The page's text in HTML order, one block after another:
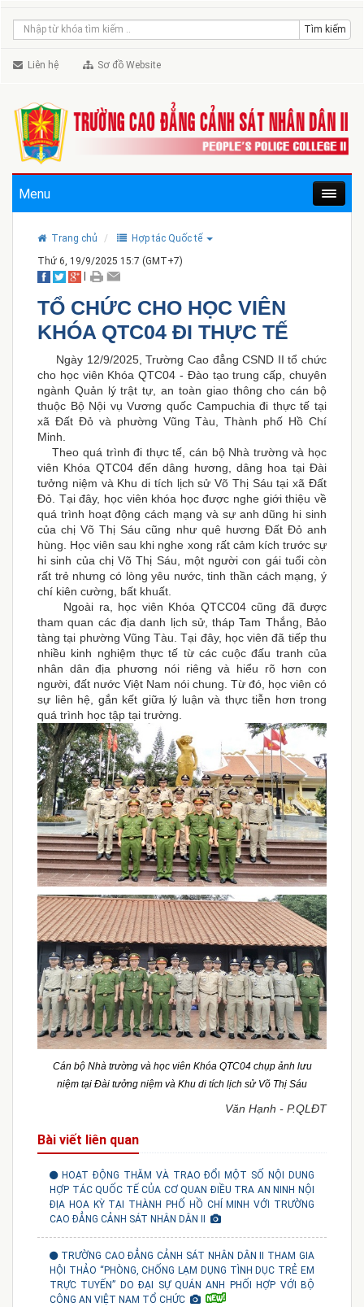
Liên hệ Sơ đồ Website
Menu
Trang chủ
Hợp tác Quốc tế
Thứ 6, 19/9/2025 15:7 (GMT+7)
TỔ CHỨC CHO HỌC VIÊN
KHÓA QTC04 ĐI THỰC TẾ
Ngày 12/9/2025, Trường Cao đẳng CSND II tổ chức
cho học viên Khóa QTC04 - Đào tạo trung cấp, chuyên
ngành Quản lý trật tự, an toàn giao thông cho cán bộ
thuộc Bộ Nội vụ Vương quốc Campuchia đi thực tế tại
xã Đất Đỏ và phường Vũng Tàu, Thành phố Hồ Chí
Minh.
Theo quá trình đi thực tế, cán bộ Nhà trường và học
viên Khóa QTC04 đến dâng hương, dâng hoa tại Đài
tưởng niệm và Khu di tích lịch sử Võ Thị Sáu tại xã Đất
Đỏ. Tại đây, học viên khóa học được nghe giới thiệu về
quá trình hoạt động cách mạng và sự anh dũng hi sinh
của chị Võ Thị Sáu cũng như quê hương Đất Đỏ anh
hùng. Học viên sau khi nghe xong rất cảm kích trước sự
hi sinh của chị Võ Thị Sáu, một người con gái tuổi còn
rất trẻ nhưng có lòng yêu nước, tinh thần cách mạng, ý
chí kiên cường, bất khuất.
Ngoài ra, học viên Khóa QTCC04 cũng đã được
tham quan các địa danh lịch sử, tháp Tam Thắng, Bảo
tàng tại phường Vũng Tàu. Tại đây, học viên đã tiếp thu
nhiều kinh nghiệm thực tế từ các cuộc đấu tranh của
nhân dân địa phương nói riêng và hiểu rõ hơn con
người, đất nước Việt Nam nói chung. Từ đó, học viên có
sự liên hệ, gắn kết giữa lý luận và thực tiễn hơn trong
quá trình học tập tại trường.
Cán bộ Nhà trường và học viên Khóa QTC04 chụp ảnh lưu
niệm tại Đài tưởng niệm và Khu di tích lịch sử Võ Thị Sáu
Văn Hạnh - P.QLĐT
Bài viết liên quan
HOẠT ĐỘNG THĂM VÀ TRAO ĐỔI MỘT SỐ NỘI DUNG
HỢP TÁC QUỐC TẾ CỦA CƠ QUAN ĐIỀU TRA AN NINH NỘI
ĐỊA HOA KỲ TẠI THÀNH PHỐ HỒ CHÍ MINH VỚI TRƯỜNG
CAO ĐẲNG CẢNH SÁT NHÂN DÂN II
TRƯỜNG CAO ĐẲNG CẢNH SÁT NHÂN DÂN II THAM GIA
HỘI THẢO “PHÒNG, CHỐNG LẠM DỤNG TÌNH DỤC TRẺ EM
TRỰC TUYẾN” DO ĐẠI SỰ QUÁN ANH PHỐI HỢP VỚI BỘ
CÔNG AN VIỆT NAM TỔ CHỨC